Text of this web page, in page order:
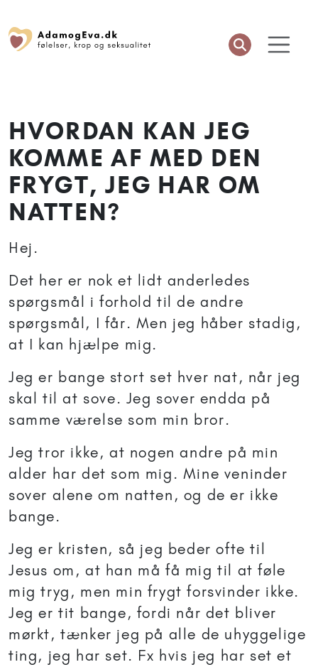
HVORDAN KAN JEG
KOMME AF MED DEN
FRYGT, JEG HAR OM
NATTEN?
Hej.
Det her er nok et lidt anderledes
spørgsmål i forhold til de andre
spørgsmål, I får. Men jeg håber stadig,
at I kan hjælpe mig.
Jeg er bange stort set hver nat, når jeg
skal til at sove. Jeg sover endda på
samme værelse som min bror.
Jeg tror ikke, at nogen andre på min
alder har det som mig. Mine veninder
sover alene om natten, og de er ikke
bange.
Jeg er kristen, så jeg beder ofte til
Jesus om, at han må få mig til at føle
mig tryg, men min frygt forsvinder ikke.
Jeg er tit bange, fordi når det bliver
mørkt, tænker jeg på alle de uhyggelige
ting, jeg har set. Fx hvis jeg har set et